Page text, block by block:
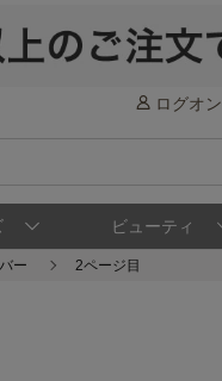
ログオン
ビューティ
ー 2ページ目